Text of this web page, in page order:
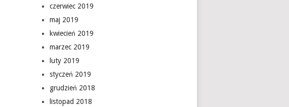
czerwiec 2019
maj 2019
kwiecień 2019
marzec 2019
luty 2019
styczeń 2019
grudzień 2018
listopad 2018